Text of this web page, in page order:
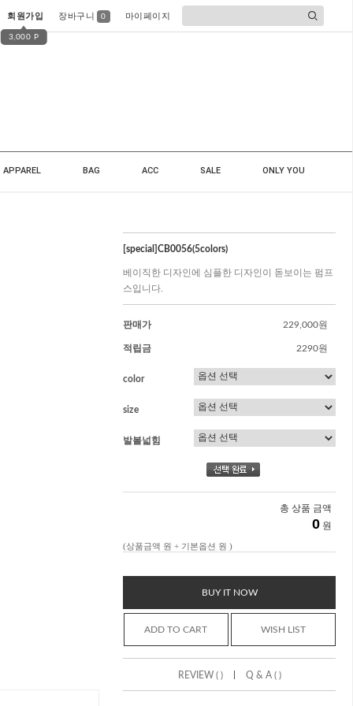
회원가입
3,000 P
장바구니 0 마이페이지
APPAREL BAG ACC SALE ONLY YOU
[special]CB0056(5colors)
베이직한 디자인에 심플한 디자인이 돋보이는 펌프
스입니다.
판매가 229,000원
적립금 2290원
color
size
발볼넓힘
총 상품 금액
0 원
(상품금액 원 + 기본옵션 원 )
BUY IT NOW
ADD TO CART WISH LIST
REVIEW ( ) Q & A ( )